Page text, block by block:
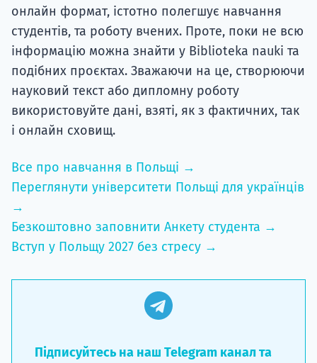
онлайн формат, істотно полегшує навчання
студентів, та роботу вчених. Проте, поки не всю
інформацію можна знайти у Biblioteka nauki та
подібних проєктах. Зважаючи на це, створюючи
науковий текст або дипломну роботу
використовуйте дані, взяті, як з фактичних, так
і онлайн сховищ.
Все про навчання в Польщі →
Переглянути університети Польщі для українців
→
Безкоштовно заповнити Анкету студента →
Вступ у Польщу 2027 без стресу →
Підписуйтесь на наш Telegram канал та